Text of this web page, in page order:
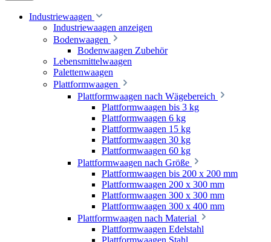
Industriewaagen
Industriewaagen anzeigen
Bodenwaagen
Bodenwaagen Zubehör
Lebensmittelwaagen
Palettenwaagen
Plattformwaagen
Plattformwaagen nach Wägebereich
Plattformwaagen bis 3 kg
Plattformwaagen 6 kg
Plattformwaagen 15 kg
Plattformwaagen 30 kg
Plattformwaagen 60 kg
Plattformwaagen nach Größe
Plattformwaagen bis 200 x 200 mm
Plattformwaagen 200 x 300 mm
Plattformwaagen 300 x 300 mm
Plattformwaagen 300 x 400 mm
Plattformwaagen nach Material
Plattformwaagen Edelstahl
Plattformwaagen Stahl